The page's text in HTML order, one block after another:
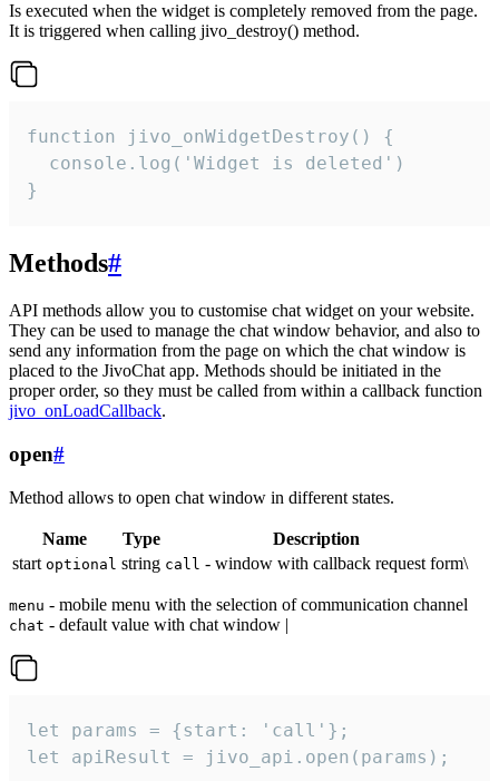
Is executed when the widget is completely removed from the page.
It is triggered when calling jivo_destroy() method.
function jivo_onWidgetDestroy() {
  console.log('Widget is deleted')
}
Methods#
API methods allow you to customise chat widget on your website.
They can be used to manage the chat window behavior, and also to
send any information from the page on which the chat window is
placed to the JivoChat app. Methods should be initiated in the
proper order, so they must be called from within a callback function
jivo_onLoadCallback.
open#
Method allows to open chat window in different states.
Name Type
Description
start optional string call - window with callback request form\
menu - mobile menu with the selection of communication channel
chat - default value with chat window |
let params = {start: 'call'};
let apiResult = jivo_api.open(params);